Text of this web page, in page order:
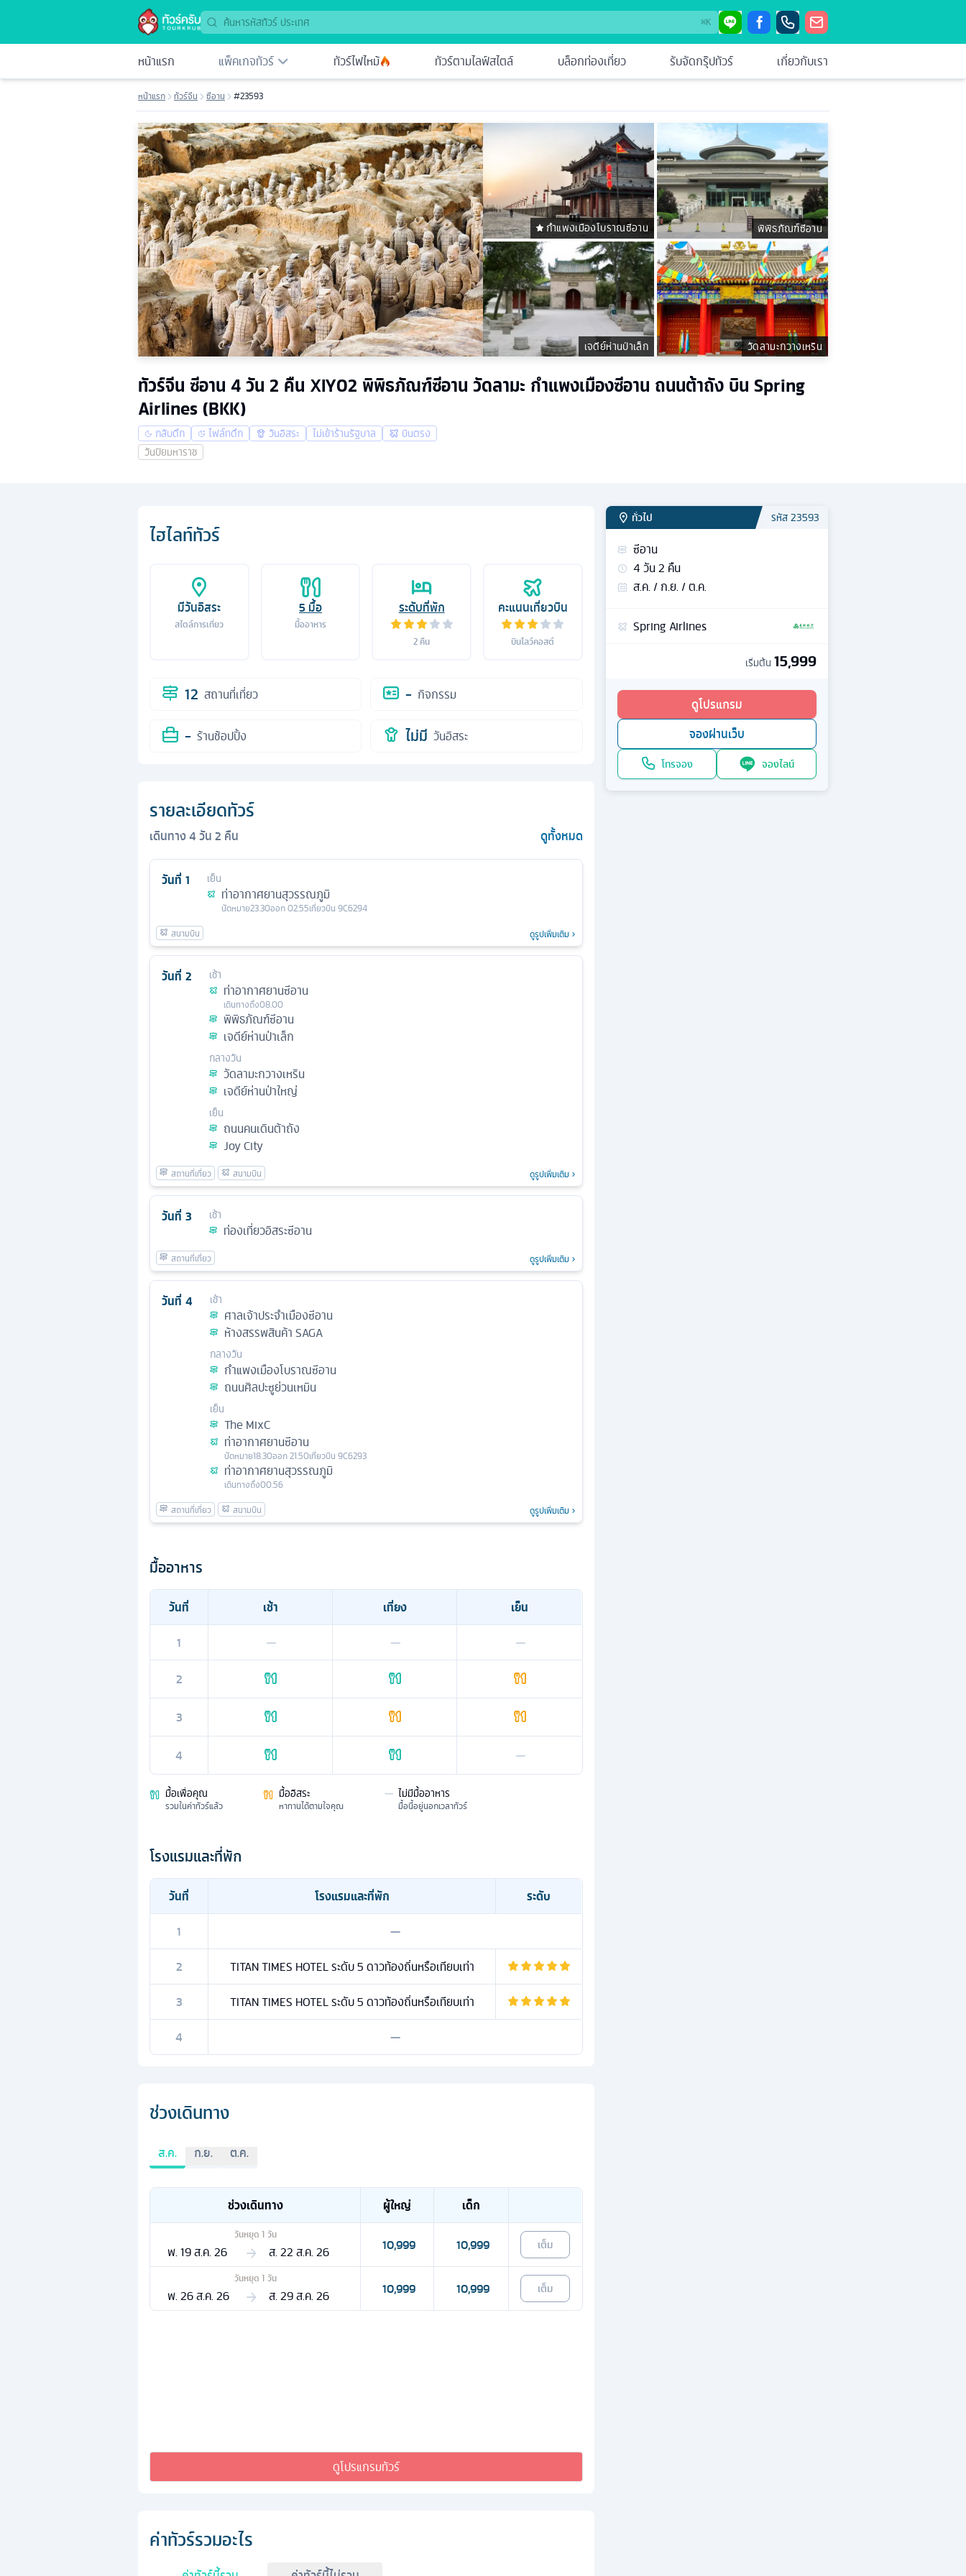
⌘K
หน้าแรก แพ็คเกจทัวร์ ทัวร์ไฟไหม้ ทัวร์ตามไลฟ์สไตล์ บล็อกท่องเที่ยว รับจัดกรุ๊ปทัวร์ เกี่ยวกับเรา
หน้าแรก ทัวร์จีน ซีอาน #23593
กำแพงเมืองโบราณซีอาน พิพิธภัณฑ์ซีอาน
เจดีย์ห่านป่าเล็ก วัดลามะกวางเหริน
ทัวร์จีน ซีอาน 4 วัน 2 คืน XIY02 พิพิธภัณฑ์ซีอาน วัดลามะ กำแพงเมืองซีอาน ถนนต้าถัง บิน Spring
Airlines (BKK)
กลับดึก ไฟล์ทดึก วันอิสระ ไม่เข้าร้านรัฐบาล
บินตรง
วันปิยมหาราช
ไฮไลท์ทัวร์
มีวันอิสระ
สไตล์การเที่ยว
5 มื้อ
มื้ออาหาร
ระดับที่พัก
2 คืน
คะแนนเที่ยวบิน
บินโลว์คอสต์
12 สถานที่เที่ยว - กิจกรรม
- ร้านช้อปปิ้ง ไม่มี วันอิสระ
รายละเอียดทัวร์
เดินทาง4วัน2 คืน ดูทั้งหมด
วันที่ 1 เย็น
ท่าอากาศยานสุวรรณภูมิ
นัดหมาย23.30ออก02.55เที่ยวบิน 9C6294
ดูรูปเพิ่มเติม
วันที่ 2 เช้า
ท่าอากาศยานซีอาน
เดินทางถึง08.00
พิพิธภัณฑ์ซีอาน
เจดีย์ห่านป่าเล็ก
กลางวัน
วัดลามะกวางเหริน
เจดีย์ห่านป่าใหญ่
เย็น
ถนนคนเดินต้าถัง
Joy City
ดูรูปเพิ่มเติม
วันที่ 3 เช้า
ท่องเที่ยวอิสระซีอาน
ดูรูปเพิ่มเติม
วันที่ 4 เช้า
ศาลเจ้าประจำเมืองซีอาน
ห้างสรรพสินค้า SAGA
กลางวัน
กำแพงเมืองโบราณซีอาน
ถนนศิลปะซูย่วนเหมิน
เย็น
The MixC
ท่าอากาศยานซีอาน
นัดหมาย18.30ออก21.50เที่ยวบิน 9C6293
ท่าอากาศยานสุวรรณภูมิ
เดินทางถึง00.56
ดูรูปเพิ่มเติม
มื้ออาหาร
วันที่ เช้า เที่ยง
เย็น
1
— —
—
2
3
4 —
มื้อเพื่อคุณ
รวมในค่าทัวร์แล้ว
มื้ออิสระ
หาทานได้ตามใจคุณ
— ไม่มีมื้ออาหาร
มื้อนี้อยู่นอกเวลาทัวร์
โรงแรมและที่พัก
วันที่ โรงแรมและที่พัก
ระดับ
1
—
2
TITAN TIMES HOTEL ระดับ 5 ดาวท้องถิ่นหรือเทียบเท่า
3
TITAN TIMES HOTEL ระดับ 5 ดาวท้องถิ่นหรือเทียบเท่า
4
—
ช่วงเดินทาง
ส.ค. ก.ย. ต.ค.
ช่วงเดินทาง ผู้ใหญ่ เด็ก
วันหยุด 1 วัน
พ. 19 ส.ค. 26 ส. 22 ส.ค. 26 10,999 10,999 เต็ม
วันหยุด 1 วัน
พ. 26 ส.ค. 26 ส. 29 ส.ค. 26 10,999 10,999 เต็ม
ดูโปรแกรมทัวร์
ค่าทัวร์รวมอะไร
ทั่วไป รหัส23593
ซีอาน
4วัน2 คืน
ส.ค. / ก.ย. / ต.ค.
Spring Airlines
เริ่มต้น 15,999
ดูโปรแกรม
จองผ่านเว็บ
โทรจอง จองไลน์